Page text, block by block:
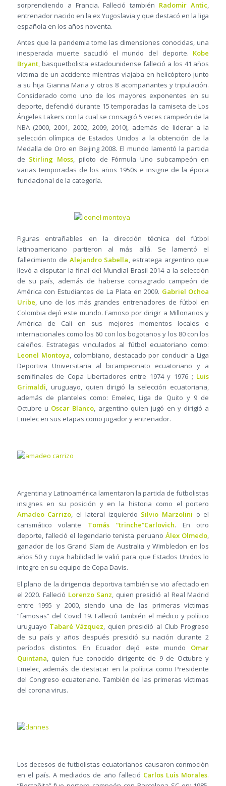
sorprendiendo a Francia. Falleció también Radomir Antic,
entrenador nacido en la ex Yugoslavia y que destacó en la liga
española en los años noventa.
Antes que la pandemia tome las dimensiones conocidas, una
inesperada muerte sacudió el mundo del deporte. Kobe
Bryant, basquetbolista estadounidense falleció a los 41 años
víctima de un accidente mientras viajaba en helicóptero junto
a su hija Gianna Maria y otros 8 acompañantes y tripulación.
Considerado como uno de los mayores exponentes en su
deporte, defendió durante 15 temporadas la camiseta de Los
Ángeles Lakers con la cual se consagró 5 veces campeón de la
NBA (2000, 2001, 2002, 2009, 2010), además de liderar a la
selección olímpica de Estados Unidos a la obtención de la
Medalla de Oro en Beijing 2008. El mundo lamentó la partida
de Stirling Moss, piloto de Fórmula Uno subcampeón en
varias temporadas de los años 1950s e insigne de la época
fundacional de la categoría.
Figuras entrañables en la dirección técnica del fútbol
latinoamericano partieron al más allá. Se lamentó el
fallecimiento de Alejandro Sabella, estratega argentino que
llevó a disputar la final del Mundial Brasil 2014 a la selección
de su país, además de haberse consagrado campeón de
América con Estudiantes de La Plata en 2009. Gabriel Ochoa
Uribe, uno de los más grandes entrenadores de fútbol en
Colombia dejó este mundo. Famoso por dirigir a Millonarios y
América de Cali en sus mejores momentos locales e
internacionales como los 60 con los bogotanos y los 80 con los
caleños. Estrategas vinculados al fútbol ecuatoriano como:
Leonel Montoya, colombiano, destacado por conducir a Liga
Deportiva Universitaria al bicampeonato ecuatoriano y a
semifinales de Copa Libertadores entre 1974 y 1976 ; Luis
Grimaldi, uruguayo, quien dirigió la selección ecuatoriana,
además de planteles como: Emelec, Liga de Quito y 9 de
Octubre u Oscar Blanco, argentino quien jugó en y dirigió a
Emelec en sus etapas como jugador y entrenador.
Argentina y Latinoamérica lamentaron la partida de futbolistas
insignes en su posición y en la historia como el portero
Amadeo Carrizo, el lateral izquierdo Silvio Marzolini o el
carismático volante Tomás “trinche”Carlovich. En otro
deporte, falleció el legendario tenista peruano Álex Olmedo,
ganador de los Grand Slam de Australia y Wimbledon en los
años 50 y cuya habilidad le valió para que Estados Unidos lo
integre en su equipo de Copa Davis.
El plano de la dirigencia deportiva también se vio afectado en
el 2020. Falleció Lorenzo Sanz , quien presidió al Real Madrid
entre 1995 y 2000, siendo una de las primeras víctimas
“famosas” del Covid 19. Falleció también el médico y político
uruguayo Tabaré Vázquez , quien presidió al Club Progreso
de su país y años después presidió su nación durante 2
períodos distintos. En Ecuador dejó este mundo Omar
Quintana , quien fue conocido dirigente de 9 de Octubre y
Emelec, además de destacar en la política como Presidente
del Congreso ecuatoriano. También de las primeras víctimas
del corona virus.
Los decesos de futbolistas ecuatorianos causaron conmoción
en el país. A mediados de año falleció Carlos Luis Morales.